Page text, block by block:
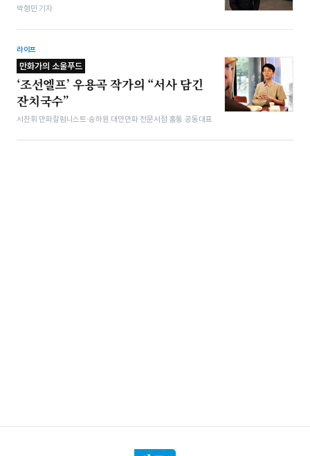
박형민 기자
라이프
만화가의 소울푸드
‘조선엘프’ 우용곡 작가의 “서사 담긴
잔치국수”
서찬휘 만화칼럼니스트·송하원 대안만화 전문서점 홈통 공동대표